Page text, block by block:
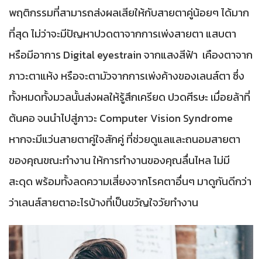
พฤติกรรมที่สามารถส่งผลเสียให้กับสายตาคู่น้อยๆ ได้มาก
ที่สุด ไม่ว่าจะมีปัญหาปวดตาจากการเพ่งสายตา แสบตา
หรือมีอาการ Digital eyestrain จากแสงสีฟ้า เคืองตาจาก
ภาวะตาแห้ง หรือจะตามัวจากการเพ่งค้างของเลนส์ตา ซึ่ง
ทั้งหมดทั้งมวลนั้นส่งผลให้รู้สึกเครียด ปวดศีรษะ เมื่อยล้าที่
ต้นคอ จนนำไปสู่ภาวะ Computer Vision Syndrome
หากจะมีแว่นสายตาคู่ใจสักคู่ ที่ช่วยดูแลและถนอมสายตา
ของคุณขณะทำงาน ให้การทำงานของคุณลื่นไหล ไม่มี
สะดุด พร้อมทั้งลดความเสี่ยงจากโรคตาอื่นๆ มาดูกันดีกว่า
ว่าเลนส์สายตาอะไรบ้างที่เป็นขวัญใจวัยทำงาน